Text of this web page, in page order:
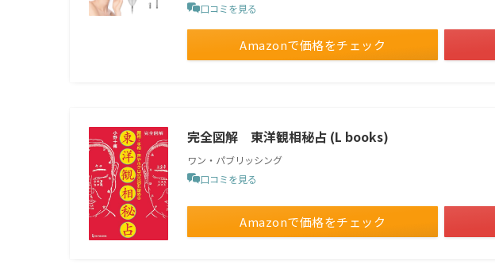
口コミを見る
Amazonで価格をチェック
完全図解 東洋観相秘占 (L books)
ワン・パブリッシング
口コミを見る
Amazonで価格をチェック